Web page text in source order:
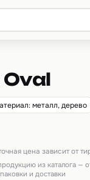
металл, дерево
цена зависит от
из каталога —
и доставки